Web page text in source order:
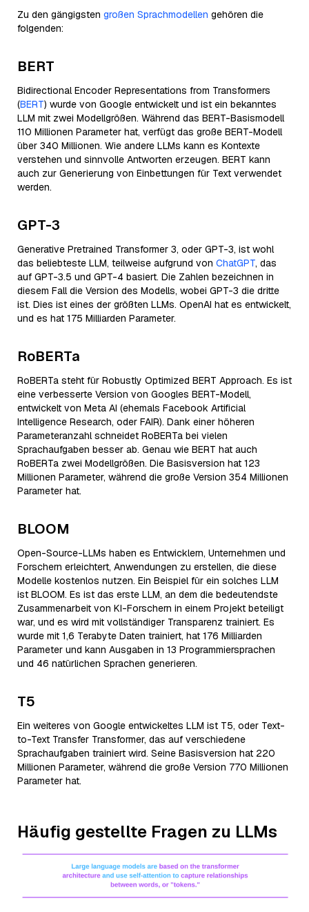
Zu den gängigsten großen Sprachmodellen gehören die
folgenden:
BERT
Bidirectional Encoder Representations from Transformers
(BERT) wurde von Google entwickelt und ist ein bekanntes
LLM mit zwei Modellgrößen. Während das BERT-Basismodell
110 Millionen Parameter hat, verfügt das große BERT-Modell
über 340 Millionen. Wie andere LLMs kann es Kontexte
verstehen und sinnvolle Antworten erzeugen. BERT kann
auch zur Generierung von Einbettungen für Text verwendet
werden.
GPT-3
Generative Pretrained Transformer 3, oder GPT-3, ist wohl
das beliebteste LLM, teilweise aufgrund von ChatGPT, das
auf GPT-3.5 und GPT-4 basiert. Die Zahlen bezeichnen in
diesem Fall die Version des Modells, wobei GPT-3 die dritte
ist. Dies ist eines der größten LLMs. OpenAI hat es entwickelt,
und es hat 175 Milliarden Parameter.
RoBERTa
RoBERTa steht für Robustly Optimized BERT Approach. Es ist
eine verbesserte Version von Googles BERT-Modell,
entwickelt von Meta AI (ehemals Facebook Artificial
Intelligence Research, oder FAIR). Dank einer höheren
Parameteranzahl schneidet RoBERTa bei vielen
Sprachaufgaben besser ab. Genau wie BERT hat auch
RoBERTa zwei Modellgrößen. Die Basisversion hat 123
Millionen Parameter, während die große Version 354 Millionen
Parameter hat.
BLOOM
Open-Source-LLMs haben es Entwicklern, Unternehmen und
Forschern erleichtert, Anwendungen zu erstellen, die diese
Modelle kostenlos nutzen. Ein Beispiel für ein solches LLM
ist BLOOM. Es ist das erste LLM, an dem die bedeutendste
Zusammenarbeit von KI-Forschern in einem Projekt beteiligt
war, und es wird mit vollständiger Transparenz trainiert. Es
wurde mit 1,6 Terabyte Daten trainiert, hat 176 Milliarden
Parameter und kann Ausgaben in 13 Programmiersprachen
und 46 natürlichen Sprachen generieren.
T5
Ein weiteres von Google entwickeltes LLM ist T5, oder Text-
to-Text Transfer Transformer, das auf verschiedene
Sprachaufgaben trainiert wird. Seine Basisversion hat 220
Millionen Parameter, während die große Version 770 Millionen
Parameter hat.
Häufig gestellte Fragen zu LLMs